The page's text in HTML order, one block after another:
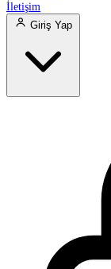
İletişim
Giriş Yap